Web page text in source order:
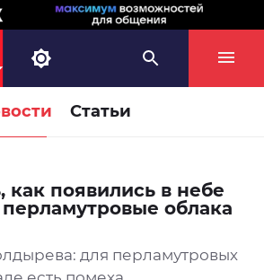
Статьи
как появились в небе
облака
для перламутровых